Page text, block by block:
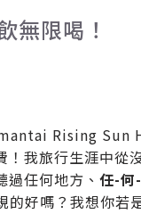
無限喝！
Rising Sun
我旅行生涯中從
任何地方、 任-何
好嗎？我想你若